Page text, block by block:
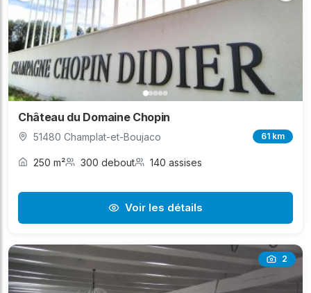
Château du Domaine Chopin
51480 Champlat-et-Boujaco 61 km
250 m² 300 debout 140 assises
Voir les détails
2